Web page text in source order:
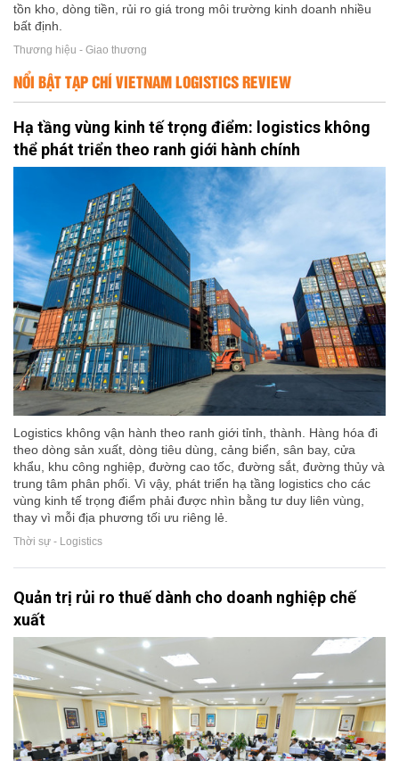
tồn kho, dòng tiền, rủi ro giá trong môi trường kinh doanh nhiều
bất định.
Thương hiệu - Giao thương
NỔI BẬT TẠP CHÍ VIETNAM LOGISTICS REVIEW
Hạ tầng vùng kinh tế trọng điểm: logistics không
thể phát triển theo ranh giới hành chính
Logistics không vận hành theo ranh giới tỉnh, thành. Hàng hóa đi
theo dòng sản xuất, dòng tiêu dùng, cảng biển, sân bay, cửa
khẩu, khu công nghiệp, đường cao tốc, đường sắt, đường thủy và
trung tâm phân phối. Vì vậy, phát triển hạ tầng logistics cho các
vùng kinh tế trọng điểm phải được nhìn bằng tư duy liên vùng,
thay vì mỗi địa phương tối ưu riêng lẻ.
Thời sự - Logistics
Quản trị rủi ro thuế dành cho doanh nghiệp chế
xuất